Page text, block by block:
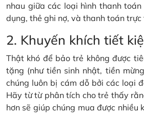
nhau giữa các loại hình thanh
dụng, thẻ ghi nợ, và thanh toán trực
2. Khuyến khích tiết
Thật khó để bảo trẻ không được
tặng (như tiền sinh nhật, tiền
chúng luôn bị cám dỗ bởi các loại
Hãy từ từ phân tích cho trẻ thấy
hơn sẽ giúp chúng mua được nhiều